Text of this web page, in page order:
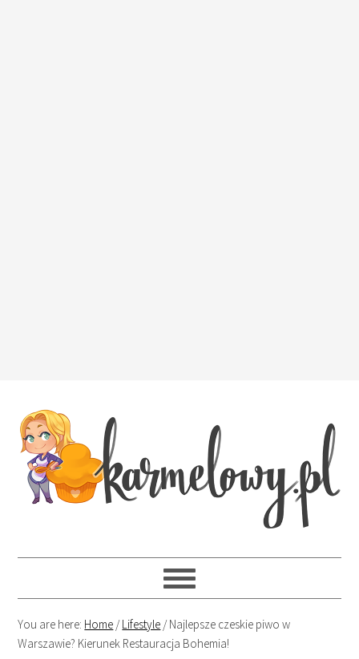
You are here: Home /Lifestyle /Najlepsze czeskie piwo w
Warszawie? Kierunek Restauracja Bohemia!